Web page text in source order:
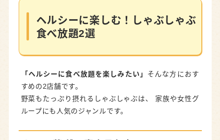
ヘルシーに楽しむ！しゃぶしゃぶ
食べ放題2選
「ヘルシーに食べ放題を楽しみたい」 そんな方におす
すめの2店舗です。
野菜もたっぷり摂れるしゃぶしゃぶは、 家族や女性グ
ループにも人気のジャンルです。